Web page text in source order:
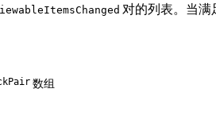
对的列表。当
数组